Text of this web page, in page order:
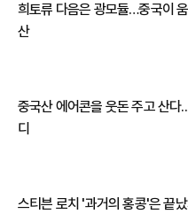
희토류 다음은 광모듈…중국이
산
중국산 에어콘을 웃돈 주고 산다
디
스티븐 로치 '과거의 홍콩'은 끝